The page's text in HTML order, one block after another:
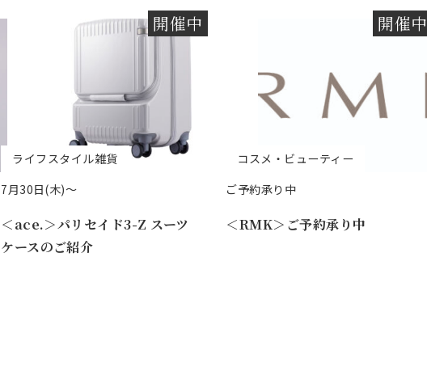
開催中
ライフスタイル雑貨
7月30日(木)～
＜ace.＞パリセイド3-Z スーツ
ケースのご紹介
開催中
コスメ・ビューティー
ご予約承り中
＜RMK＞ご予約承り中